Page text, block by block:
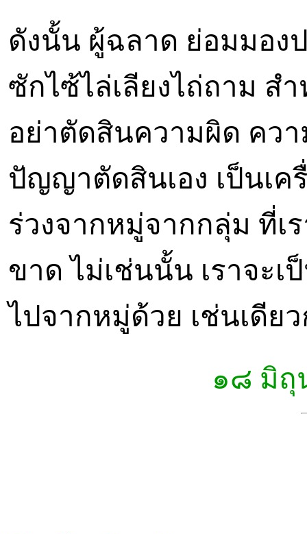
ดังนั้น ผู้ฉลาด ย่อมมอง
ซักไซ้ไล่เลียงไถ่ถาม ส
อย่าตัดสินความผิด ควา
ปัญญาตัดสินเอง เป็นเค
ร่วงจากหมู่จากกลุ่ม ที่เ
ขาด ไม่เช่นนั้น เราจะ
ไปจากหมู่ด้วย เช่นเดีย
๑๘ มิ